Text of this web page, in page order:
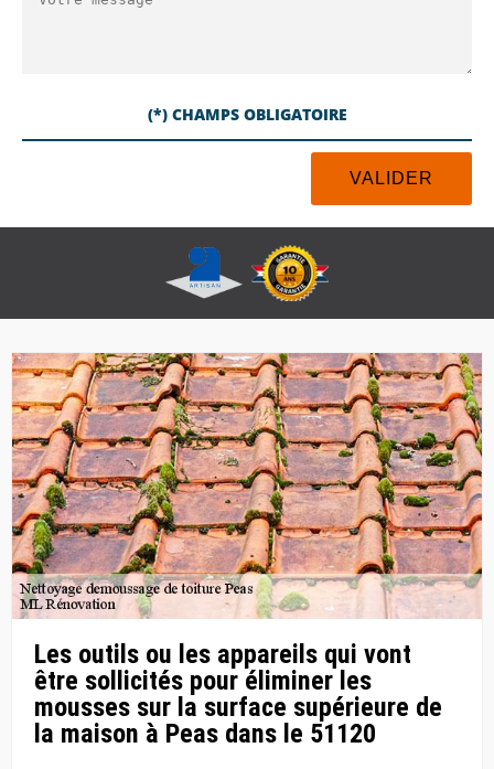
(*) CHAMPS OBLIGATOIRE
Les outils ou les appareils qui vont
être sollicités pour éliminer les
mousses sur la surface supérieure de
la maison à Peas dans le 51120